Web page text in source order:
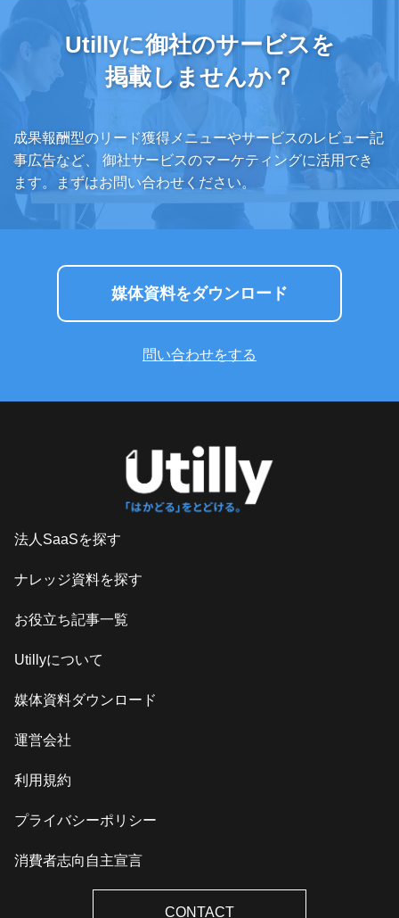
Utillyに御社のサービスを
掲載しませんか？
成果報酬型のリード獲得メニューやサービスのレビュー記
事広告など、
御社サービスのマーケティングに活用でき
ます。まずはお問い合わせください。
媒体資料をダウンロード
問い合わせをする
法人SaaSを探す
ナレッジ資料を探す
お役立ち記事一覧
Utillyについて
媒体資料ダウンロード
運営会社
利用規約
プライバシーポリシー
消費者志向自主宣言
CONTACT